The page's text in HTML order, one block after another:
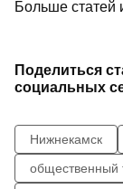
Больше статей
Поделиться
социальных
Нижнекамск
общественный